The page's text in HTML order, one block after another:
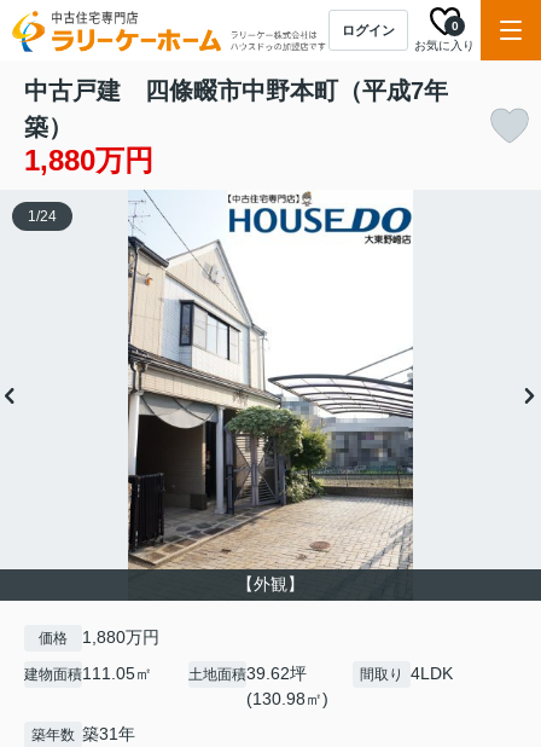
ログイン
お気に入り
0
中古戸建 四條畷市中野本町（平成7年
築）
1,880万円
【外観】
1/24
価格 1,880万円
建物面積111.05㎡ 土地面積39.62坪
(130.98㎡)
間取り 4LDK
築年数 築31年